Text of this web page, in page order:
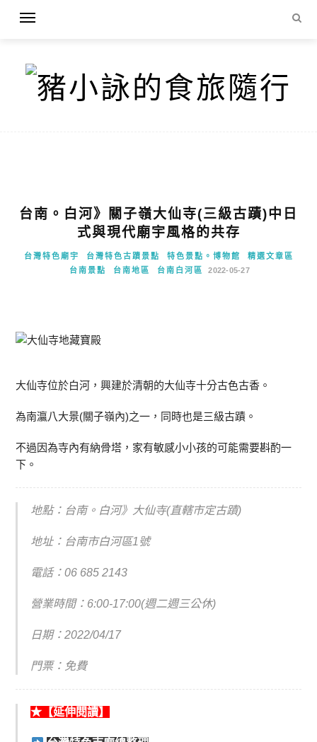
台南。白河》關子嶺大仙寺(三級古蹟)中日
式與現代廟宇風格的共存
台灣特色廟宇 台灣特色古蹟景點 特色景點。博物館
精選文章區
台南景點
台南地區 台南白河區 2022-05-27
大仙寺位於白河，興建於清朝的大仙寺十分古色古香。
為南瀛八大景(關子嶺內)之一，同時也是三級古蹟。
不過因為寺內有納骨塔，家有敏感小小孩的可能需要斟酌一
下。
地點：台南。白河》大仙寺(直轄市定古蹟)
地址：台南市白河區1號
電話：06 685 2143
營業時間：6:00-17:00(週二週三公休)
日期：2022/04/17
門票：免費
★【延伸閱讀】